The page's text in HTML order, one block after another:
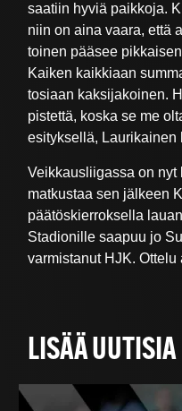
saatiin hyviä paikkoja.
niin on aina vaara, että
toinen pääsee
Kaiken kaikkiaan
tosiaan kaksijakoinen.
pistettä, koska se me
esityksellä, Laurikainen
Veikkausliigassa on
matkustaa sen jälkeen
päätöskierroksella
Stadionille saapuu jo
varmistanut HJK. Ottelu
LISÄÄ UUTISIA